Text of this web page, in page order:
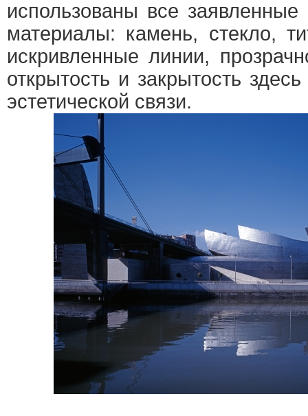
использованы все
материалы: камень, стекло,
искривленные линии,
открытость и закрытость
эстетической связи.